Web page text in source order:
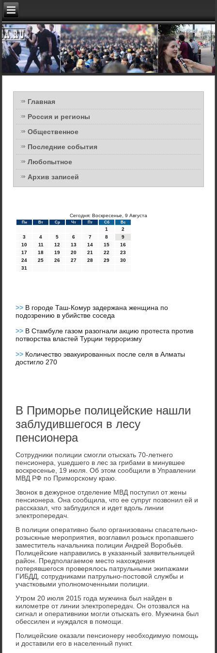
Главная
Россия и регионы
Общественное
Последние события
Любопытное
Архив записей
Сегодня: Воскресенье, 9 Августа
Пн Вт Ср Чт Пт Сб Вс
1
2
3
4 5 6 7 8
9
10
11 12 13 14 15
16
17
18 19 20 21 22
23
24
25 26 27 28 29
30
31
>> В городе Таш-Комур задержана женщина по
подозрению в убийстве соседа
>> В Стамбуле газом разогнали акцию протеста против
потворства властей Турции терроризму
>> Количество эвакуированных после селя в Алматы
достигло 270
В Приморье полицейские нашли
заблудившегося в лесу
пенсионера
Сотрудники полиции смогли отыскать 70-летнего
пенсионера, ушедшего в лес за грибами в минувшее
воскресенье, 19 июля. Об этом сообщили в Управлении
МВД РФ по Приморскому краю.
Звонок в дежурное отделение МВД поступил от жены
пенсионера. Она сообщила, что ее супруг позвонил ей и
рассказал, что заблудился и идет вдоль линии
электропередач.
В полиции оперативно было организованы спасательно-
розыскные мероприятия, возглавил розыск пропавшего
заместитель начальника полиции Андрей Воробьёв.
Полицейские направились в указанный заявительницей
район. Предполагаемое место нахождения
потерявшегося проверялось патрульными экипажами
ГИБДД, сотрудниками патрульно-постовой службы и
участковыми уполномоченными полиции.
Утром 20 июля 2015 года мужчина был найден в
километре от линии электропередач. Он отозвался на
сигнал и оперативники могли отыскать его. Мужчина был
обессилен и нуждался в помощи.
Полицейские оказали пенсионеру необходимую помощь
и доставили его в населенный пункт.